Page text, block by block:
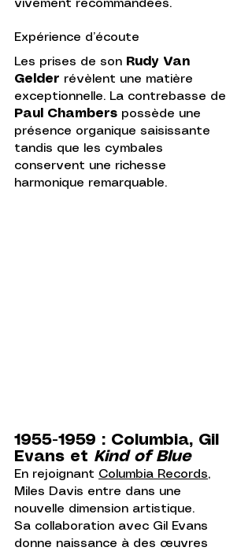
vivement recommandées.
Expérience d’écoute
Les prises de son Rudy Van
Gelder révèlent une matière
exceptionnelle. La contrebasse de
Paul Chambers possède une
présence organique saisissante
tandis que les cymbales
conservent une richesse
harmonique remarquable.
1955-1959 : Columbia, Gil
Evans et Kind of Blue
En rejoignant Columbia Records,
Miles Davis entre dans une
nouvelle dimension artistique.
Sa collaboration avec Gil Evans
donne naissance à des œuvres